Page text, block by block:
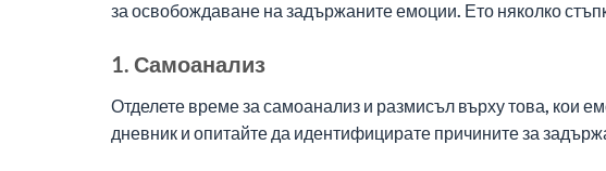
за освобождаване на задържаните емоции. Ето няколко
1. Самоанализ
Отделете време за самоанализ и размисъл върху това, кои
дневник и опитайте да идентифицирате причините за